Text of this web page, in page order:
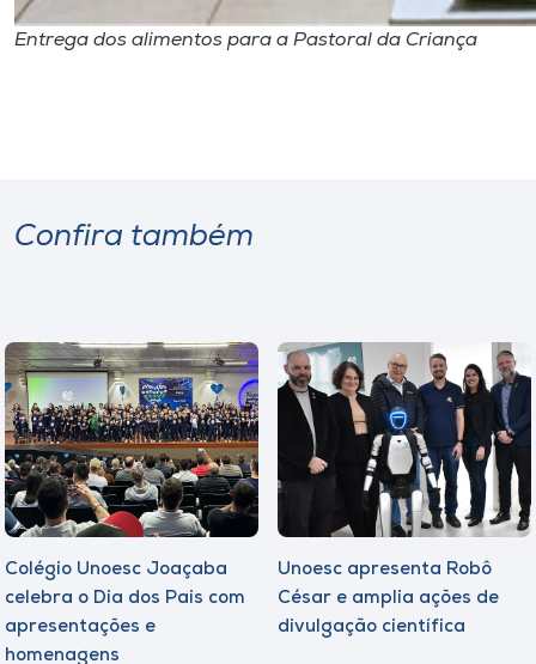
Entrega dos alimentos para a Pastoral da Criança
Confira também
Colégio Unoesc Joaçaba
celebra o Dia dos Pais com
apresentações e
homenagens
Unoesc apresenta Robô
César e amplia ações de
divulgação científica